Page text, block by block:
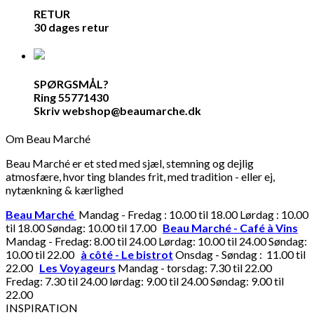
RETUR
30 dages retur
SPØRGSMÅL?
Ring 55771430
Skriv webshop@beaumarche.dk
Om Beau Marché
Beau Marché er et sted med sjæl, stemning og dejlig
atmosfære, hvor ting blandes frit, med tradition - eller ej,
nytænkning & kærlighed
Beau Marché Mandag - Fredag : 10.00 til 18.00 Lørdag : 10.00
til 18.00 Søndag: 10.00 til 17.00 Beau Marché - Café à Vins
Mandag - Fredag: 8.00 til 24.00 Lørdag: 10.00 til 24.00 Søndag:
10.00 til 22.00 à côté - Le bistrot Onsdag - Søndag : 11.00 til
22.00 Les Voyageurs Mandag - torsdag: 7.30 til 22.00
Fredag: 7.30 til 24.00 lørdag: 9.00 til 24.00 Søndag: 9.00 til
22.00
INSPIRATION